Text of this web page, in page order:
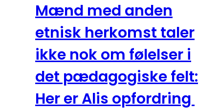
i
‘Jeg
er
afsindig
stolt’
Mænd med anden
etnisk herkomst taler
ikke nok om følelser i
det pædagogiske felt:
Her er Alis opfordring